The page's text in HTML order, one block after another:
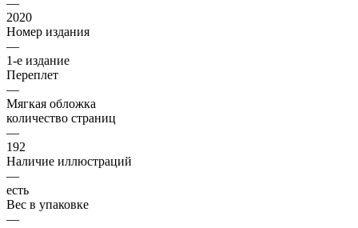
2020
Номер издания
—
1-е издание
Переплет
—
Мягкая обложка
количество страниц
—
192
Наличие иллюстраций
—
есть
Вес в упаковке
—